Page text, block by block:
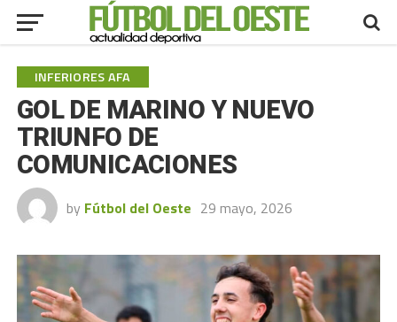
INFERIORES AFA
GOL DE MARINO Y NUEVO
TRIUNFO DE
COMUNICACIONES
by Fútbol del Oeste 29 mayo, 2026